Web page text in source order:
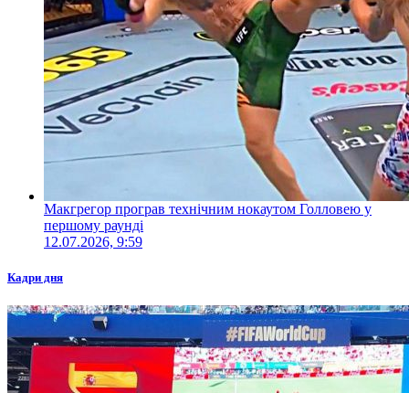
Макгрегор програв технічним нокаутом Голловею у
першому раунді
12.07.2026, 9:59
Кадри дня